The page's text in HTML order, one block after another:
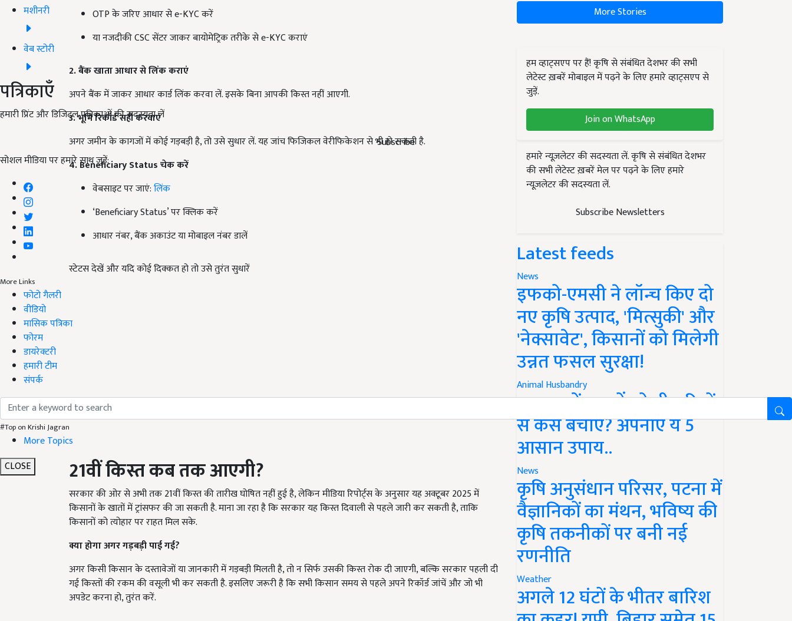
मशीनरी
वेब स्टोरी
पत्रिकाएँ
हमारी प्रिंट और डिजिटल पत्रिकाओं की सदस्यता लें
Subscribe
सोशल मीडिया पर हमारे साथ जुड़ें:
More Links
फोटो गैलरी
वीडियो
मासिक पत्रिका
फोरम
डायरेक्टरी
हमारी टीम
संपर्क
#Top on Krishi Jagran
More Topics
CLOSE
OTP के जरिए आधार से e-KYC करें
या नजदीकी CSC सेंटर जाकर बायोमेट्रिक तरीके से e-KYC कराएं
2. बैंक खाता आधार से लिंक कराएं
अपने बैंक में जाकर आधार कार्ड लिंक करवा लें. इसके बिना आपकी किस्त नहीं आएगी.
3. भूमि रिकॉर्ड सही करवाएं
अगर जमीन के कागजों में कोई गड़बड़ी है, तो उसे सुधार लें. यह जांच फिजिकल वेरीफिकेशन से भी हो सकती है.
4. Beneficiary Statusचेक करें
वेबसाइट पर जाएं:लिंक
‘Beneficiary Status’ पर क्लिक करें
आधार नंबर, बैंक अकाउंट या मोबाइल नंबर डालें
स्टेटस देखें और यदि कोई दिक्कत हो तो उसे तुरंत सुधारें
21वीं किस्त कब तक आएगी?
सरकार की ओर से अभी तक 21वीं किस्त की तारीख घोषित नहीं हुई है, लेकिन मीडिया रिपोर्ट्स के अनुसार यह अक्टूबर 2025 में
किसानों के खातों में ट्रांसफर की जा सकती है. माना जा रहा है कि सरकार यह किस्त दिवाली से पहले जारी कर सकती है, ताकि
किसानों को त्योहार पर राहत मिल सके.
क्या होगा अगर गड़बड़ी पाई गई?
अगर किसी किसान के दस्तावेजों या जानकारी में गड़बड़ी मिलती है, तो न सिर्फ उसकी किस्त रोक दी जाएगी, बल्कि सरकार पहली दी
गई किस्तों की रकम की वसूली भी कर सकती है. इसलिए जरूरी है कि सभी किसान समय से पहले अपने रिकॉर्ड जांचें और जो भी
अपडेट करना हो, तुरंत करें.
More Stories
हम व्हाट्सएप पर हैं! कृषि से संबंधित देशभर की सभी
लेटेस्ट ख़बरें मोबाइल में पढ़ने के लिए हमारे व्हाट्सएप से
जुड़ें.
Join on WhatsApp
हमारे न्यूज़लेटर की सदस्यता लें. कृषि से संबंधित देशभर
की सभी लेटेस्ट ख़बरें मेल पर पढ़ने के लिए हमारे
न्यूज़लेटर की सदस्यता लें.
Subscribe Newsletters
Latest feeds
News
इफको-एमसी ने लॉन्च किए दो
नए कृषि उत्पाद, 'मित्सुकी' और
'नेक्सावेट', किसानों को मिलेगी
उन्नत फसल सुरक्षा!
Animal Husbandry
बरसात में पशुओं को बीमारियों
से कैसे बचाएं? अपनाएं ये 5
आसान उपाय..
News
कृषि अनुसंधान परिसर, पटना में
वैज्ञानिकों का मंथन, भविष्य की
कृषि तकनीकों पर बनी नई
रणनीति
Weather
अगले 12 घंटों के भीतर बारिश